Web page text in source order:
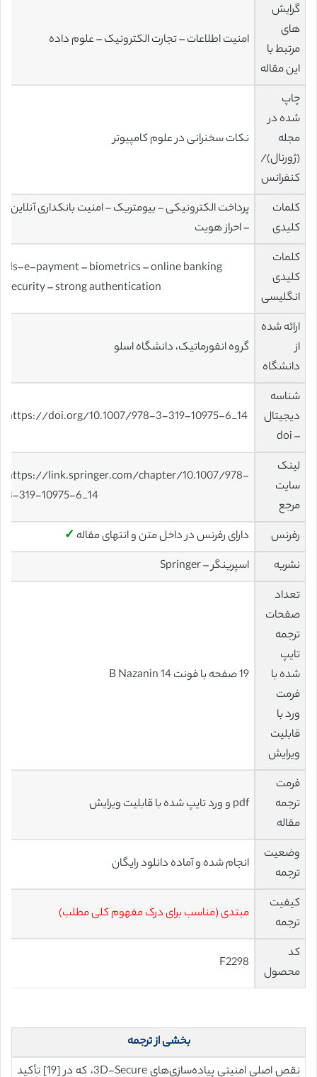
گرایش
های
مرتبط با
این مقاله
امنیت اطلاعات – تجارت الکترونیک – علوم داده
چاپ
شده در
مجله
(ژورنال)/
کنفرانس
نکات سخنرانی در علوم کامپیوتر
کلمات
کلیدی
پرداخت الکترونیکی – بیومتریک – امنیت بانکداری آنلاین
– احراز هویت
کلمات
کلیدی
انگلیسی
ds-e-payment – biometrics – online banking
security – strong authentication
ارائه شده
از
دانشگاه
گروه انفورماتیک، دانشگاه اسلو
شناسه
دیجیتال
– doi
https://doi.org/10.1007/978-3-319-10975-6_14
لینک
سایت
مرجع
https://link.springer.com/chapter/10.1007/978-
3-319-10975-6_14
رفرنس دارای رفرنس در داخل متن و انتهای مقاله ✓
نشریه
اسپرینگر – Springer
تعداد
صفحات
ترجمه
تایپ
شده با
فرمت
ورد با
قابلیت
ویرایش
19 صفحه با فونت 14 B Nazanin
فرمت
ترجمه
مقاله
pdf و ورد تایپ شده با قابلیت ویرایش
وضعیت
ترجمه
انجام شده و آماده دانلود رایگان
کیفیت
ترجمه
مبتدی (مناسب برای درک مفهوم کلی مطلب)
کد
محصول
F2298
بخشی از ترجمه
نقص اصلی امنیتی پیاده‌سازی‌های 3D-Secure، که در [19] تأکید